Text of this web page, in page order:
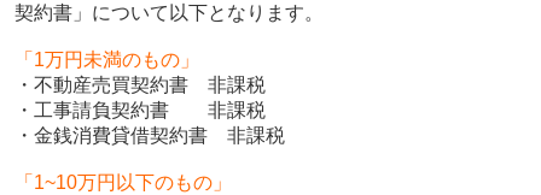
契約書」について以下となります。
「1万円未満のもの」
・不動産売買契約書 非課税
・工事請負契約書 非課税
・金銭消費貸借契約書 非課税
「1~10万円以下のもの」